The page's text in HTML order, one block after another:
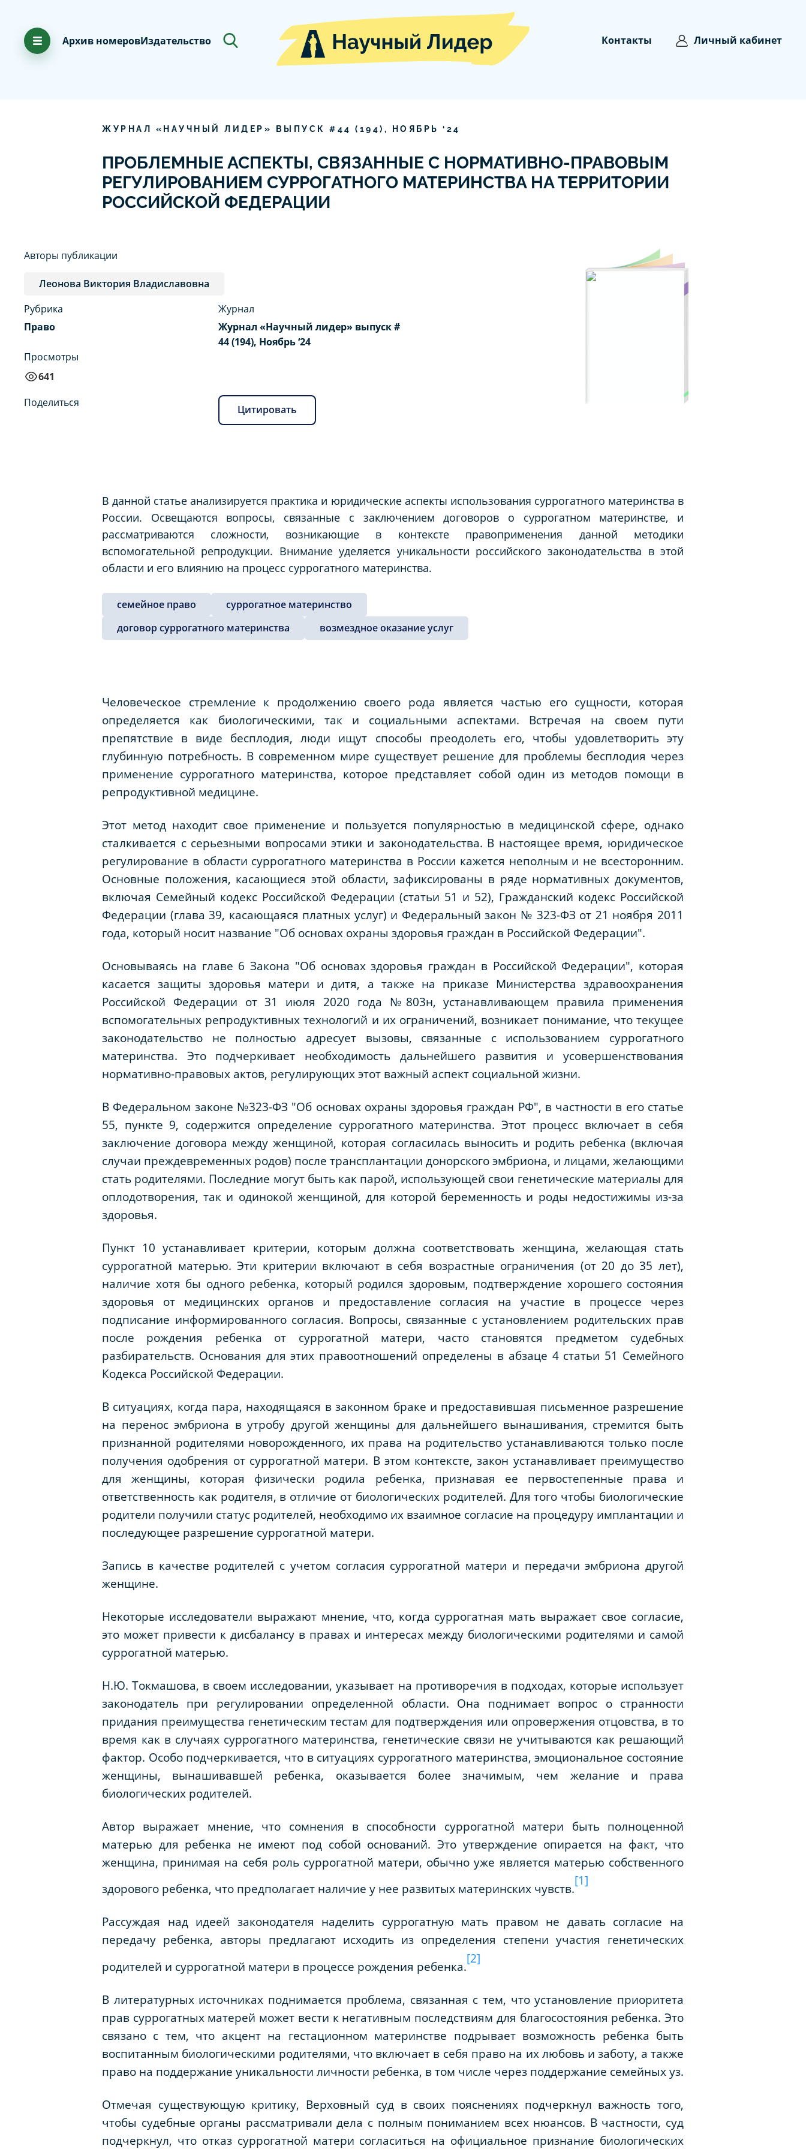
Архив номеровИздательство Контакты Личный кабинет
ЖУРНАЛ «НАУЧНЫЙ ЛИДЕР» ВЫПУСК # 44 ( 194), НОЯБРЬ ‘ 24
ПРОБЛЕМНЫЕ АСПЕКТЫ, СВЯЗАННЫЕ С НОРМАТИВНО-ПРАВОВЫМ
РЕГУЛИРОВАНИЕМ СУРРОГАТНОГО МАТЕРИНСТВА НА ТЕРРИТОРИИ
РОССИЙСКОЙ ФЕДЕРАЦИИ
Авторы публикации
Леонова Виктория Владиславовна
Рубрика
Право
Просмотры
641
Журнал
Журнал «Научный лидер» выпуск #
44 (194), Ноябрь ‘24
Поделиться
Цитировать
В данной статье анализируется практика и юридические аспекты использования суррогатного материнства в
России. Освещаются вопросы, связанные с заключением договоров о суррогатном материнстве, и
рассматриваются сложности, возникающие в контексте правоприменения данной методики
вспомогательной репродукции. Внимание уделяется уникальности российского законодательства в этой
области и его влиянию на процесс суррогатного материнства.
семейное право
суррогатное материнство
договор суррогатного материнства
возмездное оказание услуг
Человеческое стремление к продолжению своего рода является частью его сущности, которая
определяется как биологическими, так и социальными аспектами. Встречая на своем пути
препятствие в виде бесплодия, люди ищут способы преодолеть его, чтобы удовлетворить эту
глубинную потребность. В современном мире существует решение для проблемы бесплодия через
применение суррогатного материнства, которое представляет собой один из методов помощи в
репродуктивной медицине.
Этот метод находит свое применение и пользуется популярностью в медицинской сфере, однако
сталкивается с серьезными вопросами этики и законодательства. В настоящее время, юридическое
регулирование в области суррогатного материнства в России кажется неполным и не всесторонним.
Основные положения, касающиеся этой области, зафиксированы в ряде нормативных документов,
включая Семейный кодекс Российской Федерации (статьи 51 и 52), Гражданский кодекс Российской
Федерации (глава 39, касающаяся платных услуг) и Федеральный закон № 323-ФЗ от 21 ноября 2011
года, который носит название "Об основах охраны здоровья граждан в Российской Федерации".
Основываясь на главе 6 Закона "Об основах здоровья граждан в Российской Федерации", которая
касается защиты здоровья матери и дитя, а также на приказе Министерства здравоохранения
Российской Федерации от 31 июля 2020 года №803н, устанавливающем правила применения
вспомогательных репродуктивных технологий и их ограничений, возникает понимание, что текущее
законодательство не полностью адресует вызовы, связанные с использованием суррогатного
материнства. Это подчеркивает необходимость дальнейшего развития и усовершенствования
нормативно-правовых актов, регулирующих этот важный аспект социальной жизни.
В Федеральном законе №323-ФЗ "Об основах охраны здоровья граждан РФ", в частности в его статье
55, пункте 9, содержится определение суррогатного материнства. Этот процесс включает в себя
заключение договора между женщиной, которая согласилась выносить и родить ребенка (включая
случаи преждевременных родов) после трансплантации донорского эмбриона, и лицами, желающими
стать родителями. Последние могут быть как парой, использующей свои генетические материалы для
оплодотворения, так и одинокой женщиной, для которой беременность и роды недостижимы из-за
здоровья.
Пункт 10 устанавливает критерии, которым должна соответствовать женщина, желающая стать
суррогатной матерью. Эти критерии включают в себя возрастные ограничения (от 20 до 35 лет),
наличие хотя бы одного ребенка, который родился здоровым, подтверждение хорошего состояния
здоровья от медицинских органов и предоставление согласия на участие в процессе через
подписание информированного согласия. Вопросы, связанные с установлением родительских прав
после рождения ребенка от суррогатной матери, часто становятся предметом судебных
разбирательств. Основания для этих правоотношений определены в абзаце 4 статьи 51 Семейного
Кодекса Российской Федерации.
В ситуациях, когда пара, находящаяся в законном браке и предоставившая письменное разрешение
на перенос эмбриона в утробу другой женщины для дальнейшего вынашивания, стремится быть
признанной родителями новорожденного, их права на родительство устанавливаются только после
получения одобрения от суррогатной матери. В этом контексте, закон устанавливает преимущество
для женщины, которая физически родила ребенка, признавая ее первостепенные права и
ответственность как родителя, в отличие от биологических родителей. Для того чтобы биологические
родители получили статус родителей, необходимо их взаимное согласие на процедуру имплантации и
последующее разрешение суррогатной матери.
Запись в качестве родителей с учетом согласия суррогатной матери и передачи эмбриона другой
женщине.
Некоторые исследователи выражают мнение, что, когда суррогатная мать выражает свое согласие,
это может привести к дисбалансу в правах и интересах между биологическими родителями и самой
суррогатной матерью.
Н.Ю. Токмашова, в своем исследовании, указывает на противоречия в подходах, которые использует
законодатель при регулировании определенной области. Она поднимает вопрос о странности
придания преимущества генетическим тестам для подтверждения или опровержения отцовства, в то
время как в случаях суррогатного материнства, генетические связи не учитываются как решающий
фактор. Особо подчеркивается, что в ситуациях суррогатного материнства, эмоциональное состояние
женщины, вынашивавшей ребенка, оказывается более значимым, чем желание и права
биологических родителей.
Автор выражает мнение, что сомнения в способности суррогатной матери быть полноценной
матерью для ребенка не имеют под собой оснований. Это утверждение опирается на факт, что
женщина, принимая на себя роль суррогатной матери, обычно уже является матерью собственного
здорового ребенка, что предполагает наличие у нее развитых материнских чувств.
[1]
Рассуждая над идеей законодателя наделить суррогатную мать правом не давать согласие на
передачу ребенка, авторы предлагают исходить из определения степени участия генетических
родителей и суррогатной матери в процессе рождения ребенка.
[2]
В литературных источниках поднимается проблема, связанная с тем, что установление приоритета
прав суррогатных матерей может вести к негативным последствиям для благосостояния ребенка. Это
связано с тем, что акцент на гестационном материнстве подрывает возможность ребенка быть
воспитанным биологическими родителями, что включает в себя право на их любовь и заботу, а также
право на поддержание уникальности личности ребенка, в том числе через поддержание семейных уз.
Отмечая существующую критику, Верховный суд в своих пояснениях подчеркнул важность того,
чтобы судебные органы рассматривали дела с полным пониманием всех нюансов. В частности, суд
подчеркнул, что отказ суррогатной матери согласиться на официальное признание биологических